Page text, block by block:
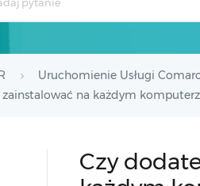
Uruchomienie Usługi
na każdym
Czy